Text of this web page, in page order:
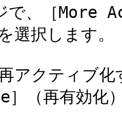
で、［More
選択します。
アクティブ
（再有効化